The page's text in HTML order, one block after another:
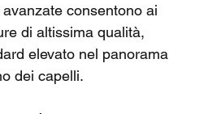
consentono ai
di altissima qualità,
elevato nel panorama
dei capelli.